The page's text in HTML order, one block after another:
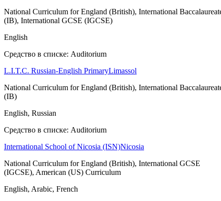
National Curriculum for England (British), International
(IB), International GCSE (IGCSE)
English
Средство в списке: Auditorium
L.I.T.C. Russian-English PrimaryLimassol
National Curriculum for England (British), International
(IB)
English, Russian
Средство в списке: Auditorium
International School of Nicosia (ISN)Nicosia
National Curriculum for England (British), International GCSE
(IGCSE), American (US) Curriculum
English, Arabic, French